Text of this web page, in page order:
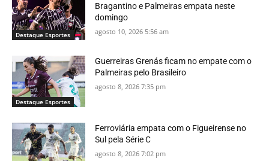
Destaque Esportes
Bragantino e Palmeiras empata neste
domingo
agosto 10, 2026 5:56 am
Destaque Esportes
Guerreiras Grenás ficam no empate com o
Palmeiras pelo Brasileiro
agosto 8, 2026 7:35 pm
Ferroviária empata com o Figueirense no
Sul pela Série C
agosto 8, 2026 7:02 pm